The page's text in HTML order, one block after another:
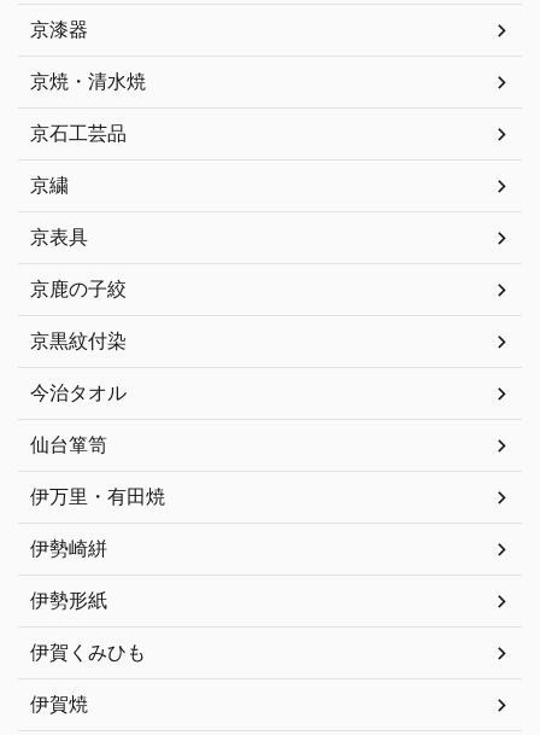
京漆器
京焼・清水焼
京石工芸品
京繍
京表具
京鹿の子絞
京黒紋付染
今治タオル
仙台箪笥
伊万里・有田焼
伊勢崎絣
伊勢形紙
伊賀くみひも
伊賀焼